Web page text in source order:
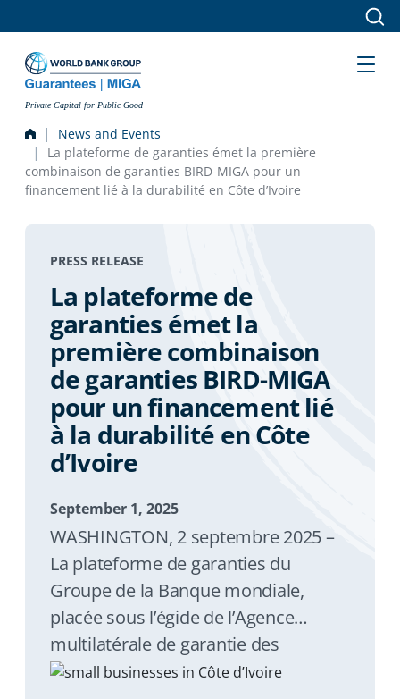
Private Capital for Public Good
News and Events
La plateforme de garanties émet la première
combinaison de garanties BIRD-MIGA pour un
financement lié à la durabilité en Côte d’Ivoire
PRESS RELEASE
La plateforme de
garanties émet la
première combinaison
de garanties BIRD-MIGA
pour un financement lié
à la durabilité en Côte
d’Ivoire
September 1, 2025
WASHINGTON, 2 septembre 2025 –
La plateforme de garanties du
Groupe de la Banque mondiale,
placée sous l’égide de l’Agence
multilatérale de garantie des
investissements (MIGA), a permis de